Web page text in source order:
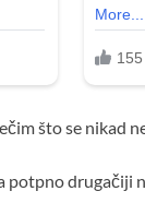
što se nikad
potpno drugačiji